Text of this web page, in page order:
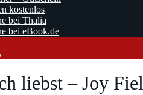
kostenlos
bei Thalia
bei eBook.de
liebst – Joy